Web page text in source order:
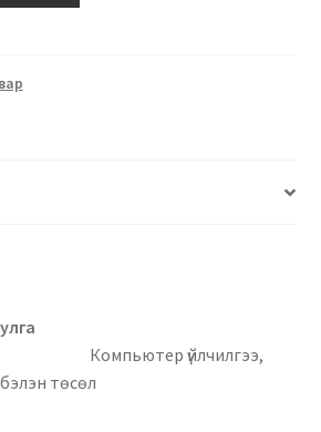
агуулга
Компьютер үйлчилгээ,
төсөл